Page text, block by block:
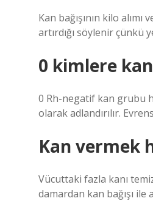
Kan bağışının kilo
artırdığı söylenir
0 kimlere
0 Rh-negatif kan grubu
olarak adlandırılır.
Kan vermek
Vücuttaki fazla kanı
damardan kan bağışı ile